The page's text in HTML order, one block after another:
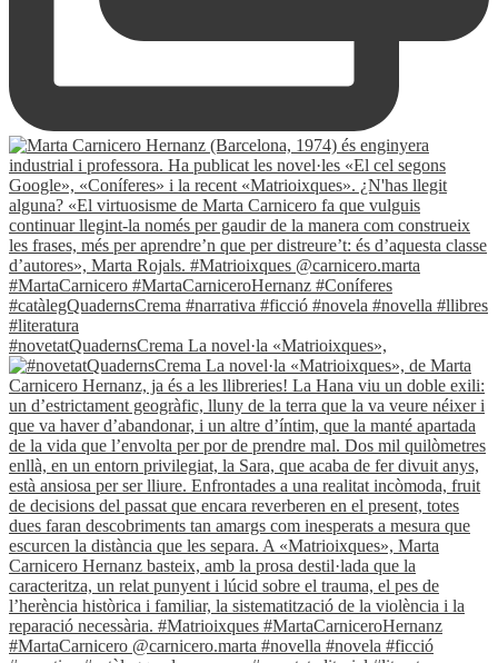
#novetatQuadernsCrema La novel·la «Matrioixques»,